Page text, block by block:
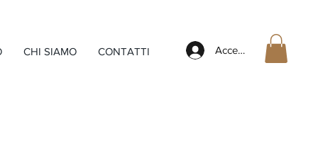
CHI SIAMO CONTATTI Accedi